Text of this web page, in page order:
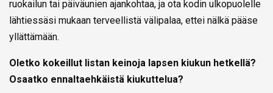
ruokailun tai päiväunien ajankohtaa, ja ota kodin ulkopuolelle
lähtiessäsi mukaan terveellistä välipalaa, ettei nälkä pääse
yllättämään.
Oletko kokeillut listan keinoja lapsen kiukun hetkellä?
Osaatko ennaltaehkäistä kiukuttelua?